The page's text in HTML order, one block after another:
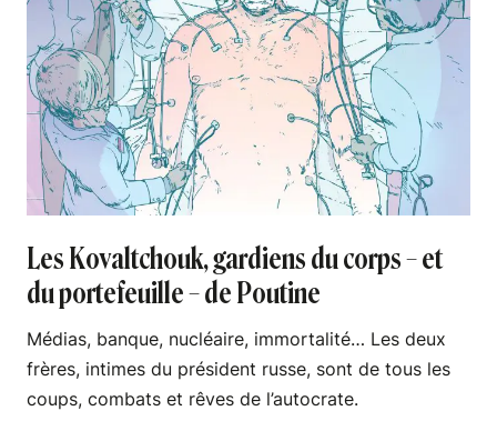
Les Kovaltchouk, gardiens du corps – et
du portefeuille – de Poutine
Médias, banque, nucléaire, immortalité… Les deux
frères, intimes du président russe, sont de tous les
coups, combats et rêves de l’autocrate.